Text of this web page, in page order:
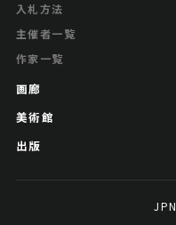
入札方法
主催者一覧
作家一覧
画廊
美術館
出版
JPN